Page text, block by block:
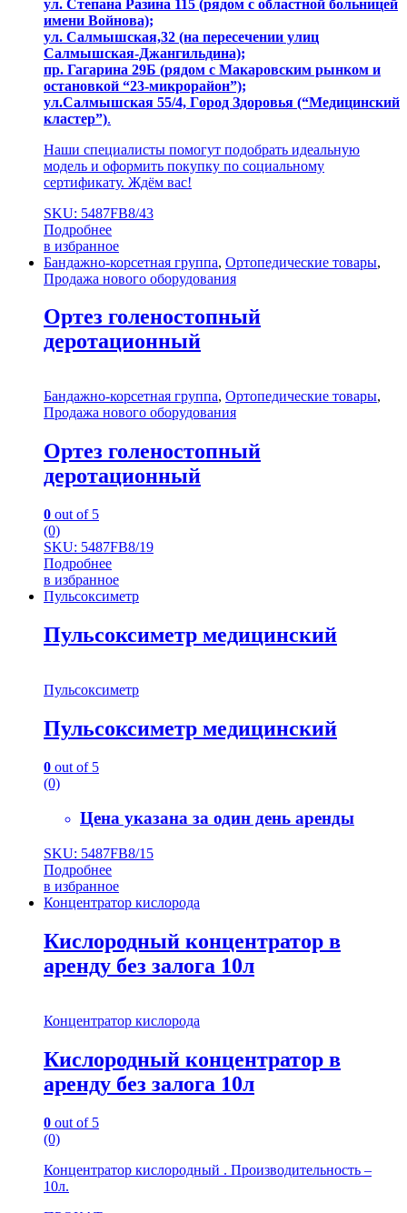
ул. Степaна Pазина 115 (рядом с областной больницей
имени Войнова);
ул. Салмышcкaя,32 (на пересечении улиц
Салмышская-Джангильдина);
пр. Гагаринa 29Б (рядом с Макаровским рынком и
остановкой “23-микрорайон”);
ул.Салмышскaя 55/4, Гoрoд Здopoвья (“Медицинский
кластер”).
Наши специалисты помогут подобрать идеальную
модель и оформить покупку по социальному
сертификату. Ждём вас!
SKU: 5487FB8/43
Подробнее
в избранное
Бандажно-корсетная группа, Ортопедические товары,
Продажа нового оборудования
Ортез голеностопный
деротационный
Бандажно-корсетная группа, Ортопедические товары,
Продажа нового оборудования
Ортез голеностопный
деротационный
0 out of 5
(0)
SKU: 5487FB8/19
Подробнее
в избранное
Пульсоксиметр
Пульсоксиметр медицинский
Пульсоксиметр
Пульсоксиметр медицинский
0 out of 5
(0)
Цена указана за один день аренды
SKU: 5487FB8/15
Подробнее
в избранное
Концентратор кислорода
Кислородный концентратор в
аренду без залога 10л
Концентратор кислорода
Кислородный концентратор в
аренду без залога 10л
0 out of 5
(0)
Концентратор кислородный . Производительность –
10л.